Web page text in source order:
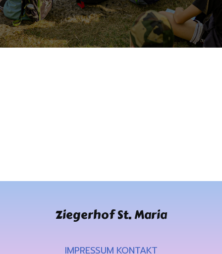
Ziegerhof St. Maria
IMPRESSUM KONTAKT